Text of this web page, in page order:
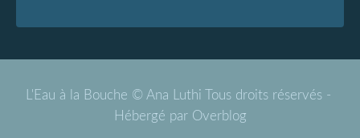
L'Eau à la Bouche © Ana Luthi Tous droits réservés -
Hébergé par Overblog